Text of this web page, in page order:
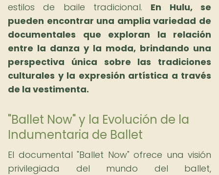
estilos de baile tradicional. En Hulu, se
pueden encontrar una amplia variedad de
documentales que exploran la relación
entre la danza y la moda, brindando una
perspectiva única sobre las tradiciones
culturales y la expresión artística a través
de la vestimenta.
"Ballet Now" y la Evolución de la
Indumentaria de Ballet
El documental "Ballet Now" ofrece una visión
privilegiada del mundo del ballet,